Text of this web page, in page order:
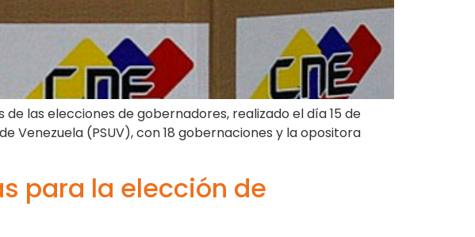
las elecciones de gobernadores, realizado el día 15 de
Venezuela (PSUV), con 18 gobernaciones y la opositora
para la elección de